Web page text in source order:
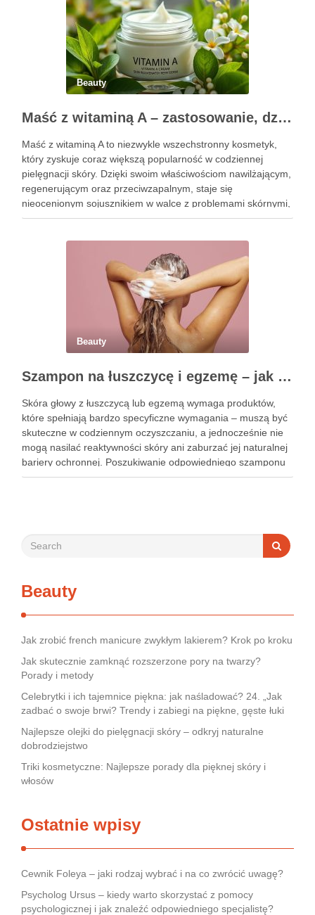
Beauty
Maść z witaminą A – zastosowanie, działanie i bezpieczeństwo stosowania
Maść z witaminą A to niezwykle wszechstronny kosmetyk,
który zyskuje coraz większą popularność w codziennej
pielęgnacji skóry. Dzięki swoim właściwościom nawilżającym,
regenerującym oraz przeciwzapalnym, staje się
nieocenionym sojusznikiem w walce z problemami skórnymi,
takimi jak zmarszczki, trądzik czy podrażnienia. Jej działanie
Beauty
Szampon na łuszczycę i egzemę – jak świadomie dobierać produkty przy wrażliwej skórze głowy?
Skóra głowy z łuszczycą lub egzemą wymaga produktów,
które spełniają bardzo specyficzne wymagania – muszą być
skuteczne w codziennym oczyszczaniu, a jednocześnie nie
mogą nasilać reaktywności skóry ani zaburzać jej naturalnej
bariery ochronnej. Poszukiwanie odpowiedniego szamponu
bywa dla wielu pacjentów procesem długim i frustrującym, bo
Beauty
Jak zrobić french manicure zwykłym lakierem? Krok po kroku
Jak skutecznie zamknąć rozszerzone pory na twarzy?
Porady i metody
Celebrytki i ich tajemnice piękna: jak naśladować? 24. „Jak
zadbać o swoje brwi? Trendy i zabiegi na piękne, gęste łuki
Najlepsze olejki do pielęgnacji skóry – odkryj naturalne
dobrodziejstwo
Triki kosmetyczne: Najlepsze porady dla pięknej skóry i
włosów
Ostatnie wpisy
Cewnik Foleya – jaki rodzaj wybrać i na co zwrócić uwagę?
Psycholog Ursus – kiedy warto skorzystać z pomocy
psychologicznej i jak znaleźć odpowiedniego specjalistę?